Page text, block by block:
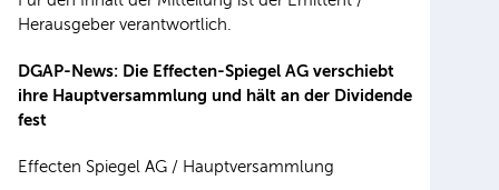
Herausgeber verantwortlich.
DGAP-News: Die Effecten-Spiegel AG verschiebt
ihre Hauptversammlung und hält an der Dividende
fest
Effecten Spiegel AG / Hauptversammlung